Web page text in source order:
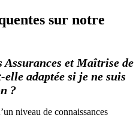
sur notre
et Maîtrise de
adaptée si je ne suis
?
niveau de connaissances